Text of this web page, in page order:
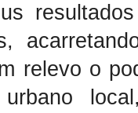
relevo o